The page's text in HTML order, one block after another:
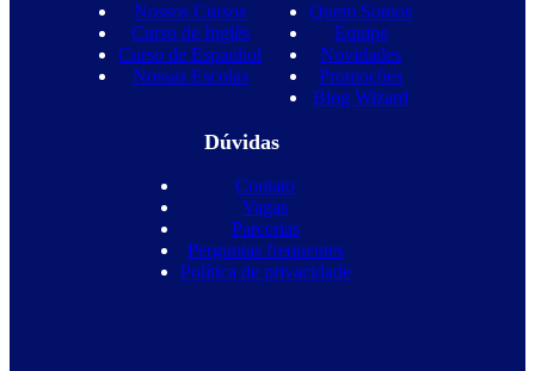
Nossos Cursos
Curso de Inglês
Curso de Espanhol
Nossas Escolas
Quem Somos
Equipe
Novidades
Promoções
Blog Wizard
Dúvidas
Contato
Vagas
Parcerias
Perguntas frequentes
Política de privacidade